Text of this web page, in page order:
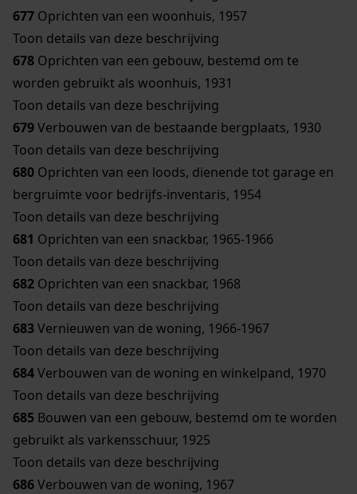
677 Oprichten van een woonhuis, 1957
Toon details van deze beschrijving
678 Oprichten van een gebouw, bestemd om te
worden gebruikt als woonhuis, 1931
Toon details van deze beschrijving
679Verbouwen van de bestaande bergplaats, 1930
Toon details van deze beschrijving
680 Oprichten van een loods, dienende tot garage en
bergruimte voor bedrijfs-inventaris, 1954
Toon details van deze beschrijving
681 Oprichten van een snackbar, 1965-1966
Toon details van deze beschrijving
682 Oprichten van een snackbar, 1968
Toon details van deze beschrijving
683Vernieuwen van de woning, 1966-1967
Toon details van deze beschrijving
684Verbouwen van de woning en winkelpand, 1970
Toon details van deze beschrijving
685 Bouwen van een gebouw, bestemd om te worden
gebruikt als varkensschuur, 1925
Toon details van deze beschrijving
686Verbouwen van de woning, 1967